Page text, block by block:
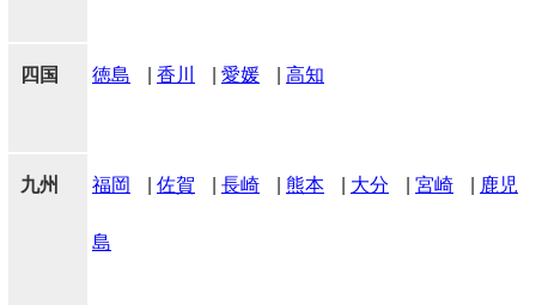
四国 徳島 香川 愛媛 高知
九州 福岡 佐賀 長崎 熊本 大分 宮崎 鹿児
島